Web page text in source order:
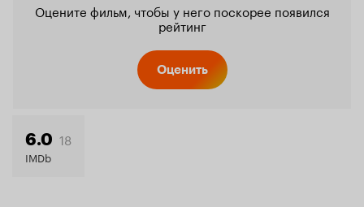
Оцените фильм, чтобы у него поскорее появился
рейтинг
Оценить
6.0 18
IMDb